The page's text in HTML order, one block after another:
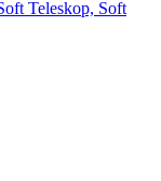
Teleskop, Soft